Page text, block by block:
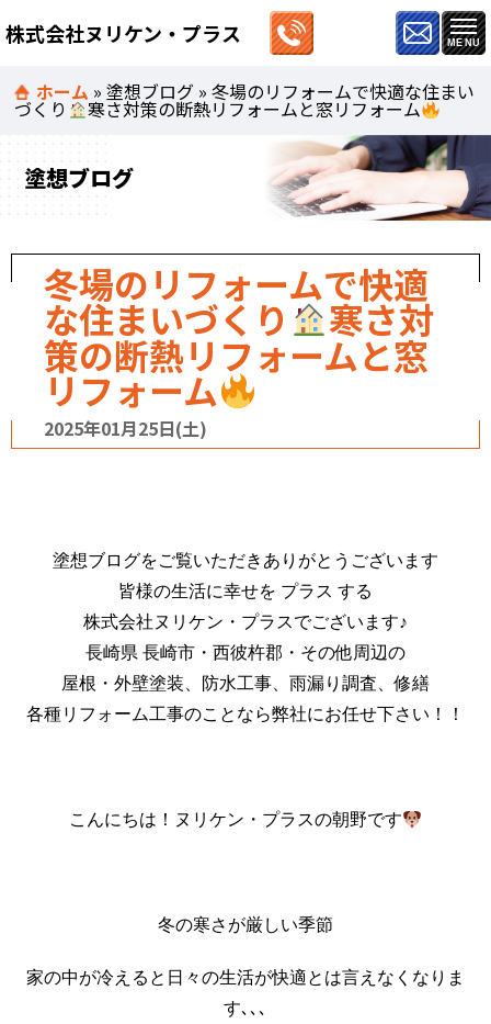
株式会社ヌリケン・プラス
ホーム »塗想ブログ »冬場のリフォームで快適な住まい
づくり 寒さ対策の断熱リフォームと窓リフォーム
塗想ブログ
冬場のリフォームで快適
な住まいづくり 寒さ対
策の断熱リフォームと窓
リフォーム
2025年01月25日(土)
塗想ブログをご覧いただきありがとうございます
皆様の生活に幸せを プラス する
株式会社ヌリケン・プラスでございます♪
長崎県 長崎市・西彼杵郡・その他周辺の
屋根・外壁塗装、防水工事、雨漏り調査、修繕
各種リフォーム工事のことなら弊社にお任せ下さい！！
こんにちは！ヌリケン・プラスの朝野です
冬の寒さが厳しい季節
家の中が冷えると日々の生活が快適とは言えなくなりま
す､､､